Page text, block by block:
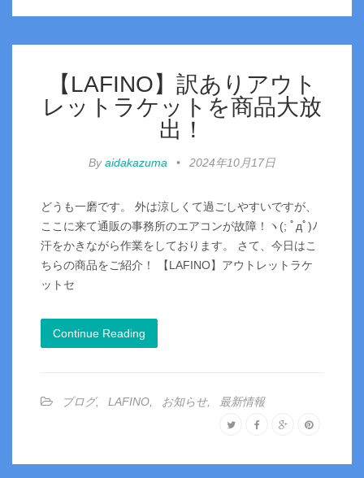
【LAFINO】訳ありアウト
レットラケットを商品大放
出！
Byaidakazuma • 2024年10月17日
どうも一磨です。 外は涼しくて過ごしやすいですが、
ここに来て通販の事務所のエアコンが故障！ヽ(; ﾟдﾟ)ﾉ
汗をかきながら作業をしております。 さて、今日はこ
ちらの商品をご紹介！ 【LAFINO】アウトレットラケ
ットセ
Continue Reading
ブログ, LAFINO お知らせ, 最新情報